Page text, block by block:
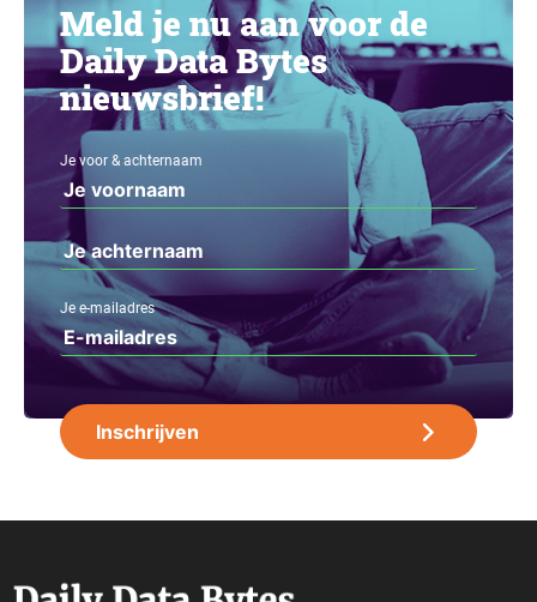
Meld je nu aan voor de
Daily Data Bytes
nieuwsbrief!
Je voor & achternaam
Je e-mailadres